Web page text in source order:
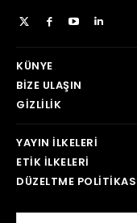
KÜNYE
BIZE ULAŞIN
GIZLILIK
YAYIN İLKELERI
ETIK İLKELERI
DÜZELTME